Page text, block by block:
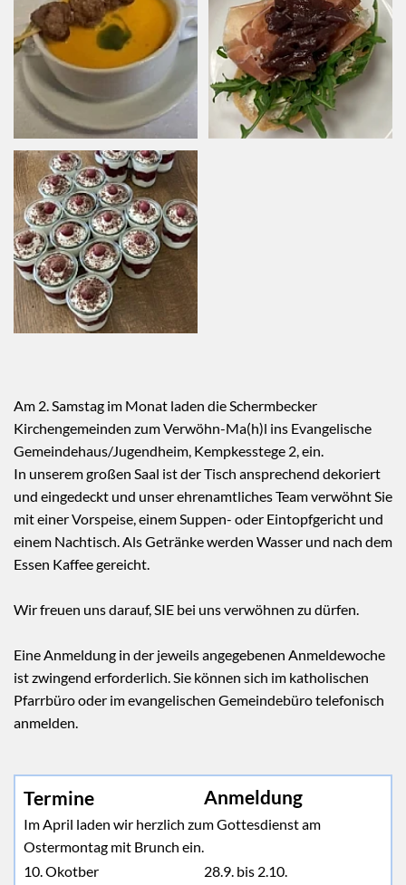
Am 2. Samstag im Monat laden die Schermbecker
Kirchengemeinden zum Verwöhn-Ma(h)l ins Evangelische
Gemeindehaus/Jugendheim, Kempkesstege 2, ein.
In unserem großen Saal ist der Tisch ansprechend dekoriert
und eingedeckt und unser ehrenamtliches Team verwöhnt Sie
mit einer Vorspeise, einem Suppen- oder Eintopfgericht und
einem Nachtisch. Als Getränke werden Wasser und nach dem
Essen Kaffee gereicht.
Wir freuen uns darauf, SIE bei uns verwöhnen zu dürfen.
Eine Anmeldung in der jeweils angegebenen Anmeldewoche
ist zwingend erforderlich. Sie können sich im katholischen
Pfarrbüro oder im evangelischen Gemeindebüro telefonisch
anmelden.
Termine Anmeldung
Im April laden wir herzlich zum Gottesdienst am
Ostermontag mit Brunch ein.
10. Okotber
28.9. bis 2.10.